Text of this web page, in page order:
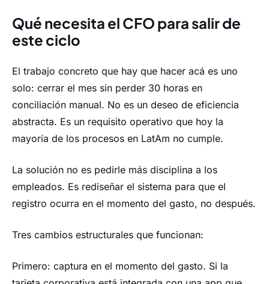
Qué necesita el CFO para salir de
este ciclo
El trabajo concreto que hay que hacer acá es uno
solo: cerrar el mes sin perder 30 horas en
conciliación manual. No es un deseo de eficiencia
abstracta. Es un requisito operativo que hoy la
mayoría de los procesos en LatAm no cumple.
La solución no es pedirle más disciplina a los
empleados. Es rediseñar el sistema para que el
registro ocurra en el momento del gasto, no después.
Tres cambios estructurales que funcionan:
Primero: captura en el momento del gasto. Si la